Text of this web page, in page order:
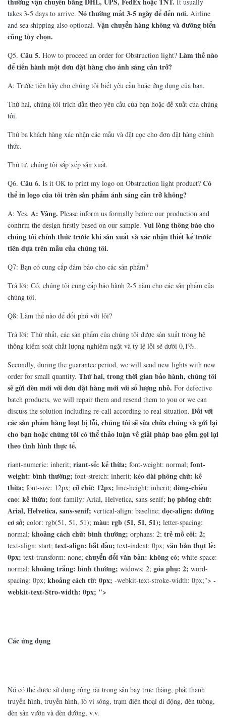
takes 3-5 days to arrive. Nó thường mất 3-5 ngày để đến nơi. Airline
and sea shipping also optional. Vận chuyển hàng không và đường biển
cũng tùy chọn.
Q5. Câu 5. How to proceed an order for Obstruction light? Làm thế nào
để tiến hành một đơn đặt hàng cho ánh sáng cản trở?
A: Trước tiên hãy cho chúng tôi biết yêu cầu hoặc ứng dụng của bạn.
Thứ hai, chúng tôi trích dẫn theo yêu cầu của bạn hoặc đề xuất của chúng
tôi.
Thứ ba khách hàng xác nhận các mẫu và đặt cọc cho đơn đặt hàng chính
thức.
Thứ tư, chúng tôi sắp xếp sản xuất.
Q6. Câu 6. Is it OK to print my logo on Obstruction light product? Có
thể in logo của tôi trên sản phẩm ánh sáng cản trở không?
A: Yes. A: Vâng. Please inform us formally before our production and
confirm the design firstly based on our sample. Vui lòng thông báo cho
chúng tôi chính thức trước khi sản xuất và xác nhận thiết kế trước
tiên dựa trên mẫu của chúng tôi.
Q7: Bạn có cung cấp đảm bảo cho các sản phẩm?
Trả lời: Có, chúng tôi cung cấp bảo hành 2-5 năm cho các sản phẩm của
chúng tôi.
Q8: Làm thế nào để đối phó với lỗi?
Trả lời: Thứ nhất, các sản phẩm của chúng tôi được sản xuất trong hệ
thống kiểm soát chất lượng nghiêm ngặt và tỷ lệ lỗi sẽ dưới 0,1%.
Secondly, during the guarantee period, we will send new lights with new
order for small quantity. Thứ hai, trong thời gian bảo hành, chúng tôi
sẽ gửi đèn mới với đơn đặt hàng mới với số lượng nhỏ. For defective
batch products, we will repair them and resend them to you or we can
discuss the solution including re-call according to real situation. Đối với
các sản phẩm hàng loạt bị lỗi, chúng tôi sẽ sửa chữa chúng và gửi lại
cho bạn hoặc chúng tôi có thể thảo luận về giải pháp bao gồm gọi lại
theo tình hình thực tế.
riant-numeric: inherit; riant-số: kế thừa; font-weight: normal; font-
weight: bình thường; font-stretch: inherit; kéo dài phông chữ: kế
thừa; font-size: 12px; cỡ chữ: 12px; line-height: inherit; dòng-chiều
cao: kế thừa; font-family: Arial, Helvetica, sans-senif; họ phông chữ:
Arial, Helvetica, sans-senif; vertical-align: baseline; dọc-align: đường
cơ sở; color: rgb(51, 51, 51); màu: rgb (51, 51, 51); letter-spacing:
normal; khoảng cách chữ: bình thường; orphans: 2; trẻ mồ côi: 2;
text-align: start; text-align: bắt đầu; text-indent: 0px; văn bản thụt lề:
0px; text-transform: none; chuyển đổi văn bản: không có; white-space:
normal; khoảng trắng: bình thường; widows: 2; góa phụ: 2; word-
spacing: 0px; khoảng cách từ: 0px; -webkit-text-stroke-width: 0px;"> -
webkit-text-Stro-width: 0px; ">
Các ứng dụng
Nó có thể được sử dụng rộng rãi trong sân bay trực thăng, phát thanh
truyền hình, truyền hình, lò vi sóng, trạm điện thoại di động, đèn tường,
đèn sân vườn và đèn đường, v.v.